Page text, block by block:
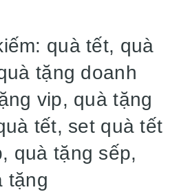
quà tết, quà
tặng doanh
vip, quà tặng
tết, set quà tết
quà tặng sếp,
tặng